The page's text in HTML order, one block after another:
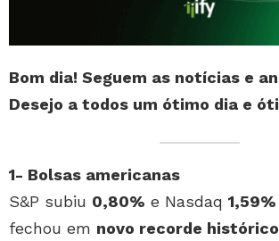
Bom dia! Seguem as notícias e
Desejo a todos um ótimo dia e
1- Bolsas americanas
S&P subiu 0,80% e Nasdaq 1,59%
fechou em novo recorde histórico